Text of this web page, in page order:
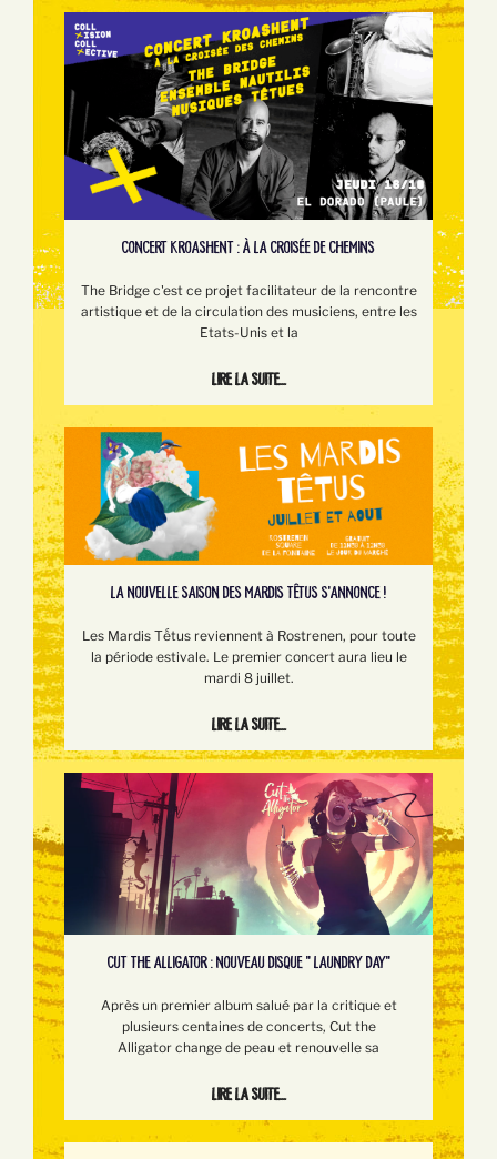
CONCERT KROASHENT : À LA CROISÉE DE CHEMINS
The Bridge c'est ce projet facilitateur de la rencontre
artistique et de la circulation des musiciens, entre les
Etats-Unis et la
Lire la suite...
LA NOUVELLE SAISON DES MARDIS TÊTUS S'ANNONCE !
Les Mardis Tếtus reviennent à Rostrenen, pour toute
la période estivale. Le premier concert aura lieu le
mardi 8 juillet.
Lire la suite...
CUT THE ALLIGATOR : NOUVEAU DISQUE " LAUNDRY DAY"
Après un premier album salué par la critique et
plusieurs centaines de concerts, Cut the
Alligator change de peau et renouvelle sa
Lire la suite...